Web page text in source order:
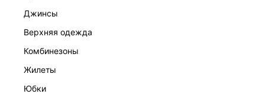
джинсы
верхняя одежда
комбинезоны
жилеты
юбки